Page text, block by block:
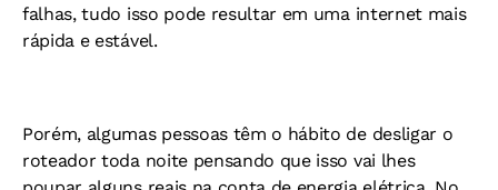
falhas, tudo isso pode resultar em uma internet mais
rápida e estável.
Porém, algumas pessoas têm o hábito de desligar o
roteador toda noite pensando que isso vai lhes